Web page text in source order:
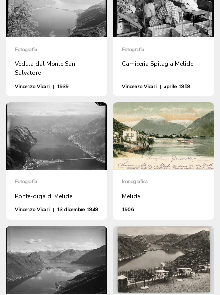
Fotografia
Veduta dal Monte San
Salvatore
Vincenzo Vicari | 1939
Fotografia
Camiceria Spilag a Melide
Vincenzo Vicari | aprile 1959
Fotografia
Ponte-diga di Melide
Vincenzo Vicari | 13 dicembre 1949
Iconografica
Melide
1906